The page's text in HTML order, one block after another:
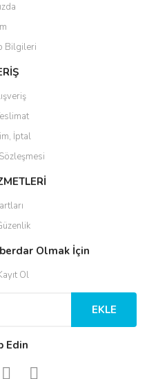
Bilgileri
İptal
Olmak İçin
Ol
EKLE
Edin